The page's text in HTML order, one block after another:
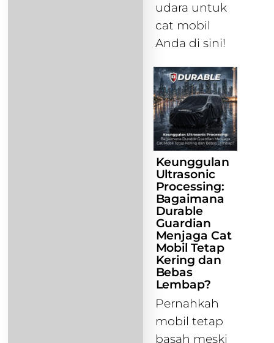
udara untuk
cat mobil
Anda di sini!
Keunggulan
Ultrasonic
Processing:
Bagaimana
Durable
Guardian
Menjaga Cat
Mobil Tetap
Kering dan
Bebas
Lembap?
Pernahkah
mobil tetap
basah meski